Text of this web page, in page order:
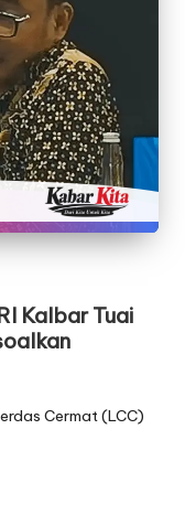
Kalbar Tuai
Cermat (LCC)